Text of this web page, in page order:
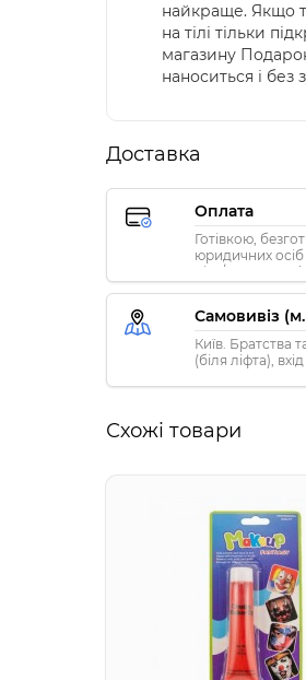
найкраще. Якщо
на тілі тільки
магазину
наноситься і
Доставка
Оплата
Готівкою,
юридичних
Visa/
Самовивіз
Київ. Братства
(біля ліфта),
Схожі товари